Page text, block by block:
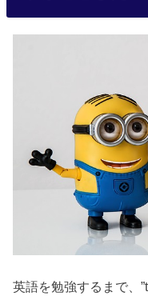
英語を勉強するまで、